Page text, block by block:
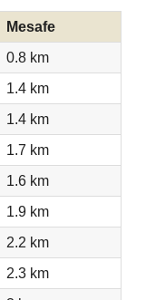
Mesafe
0.8 km
1.4 km
1.4 km
1.7 km
1.6 km
1.9 km
2.2 km
2.3 km